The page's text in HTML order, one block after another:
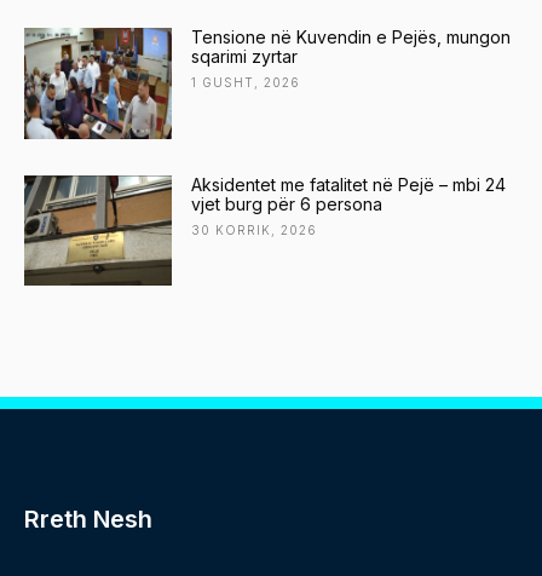
Tensione në Kuvendin e Pejës, mungon
sqarimi zyrtar
1 GUSHT, 2026
Aksidentet me fatalitet në Pejë – mbi 24
vjet burg për 6 persona
30 KORRIK, 2026
Rreth Nesh